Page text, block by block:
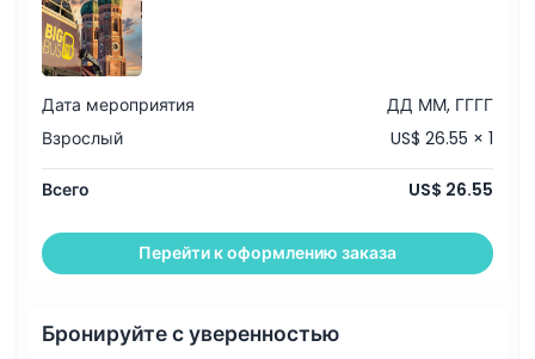
Дата мероприятия
ДД ММ, ГГГГ
Взрослый
US$ 26.55 × 1
Всего US$ 26.55
Перейти к оформлению заказа
Бронируйте с уверенностью